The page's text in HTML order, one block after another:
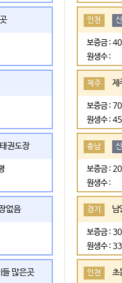
권도장
없음
많은곳
인천
보증금 :
원생수 :
제주 제
보증금 :
원생수 : 45
충남
보증금 :
원생수 :
경기
보증금 :
원생수 : 33
인천 초